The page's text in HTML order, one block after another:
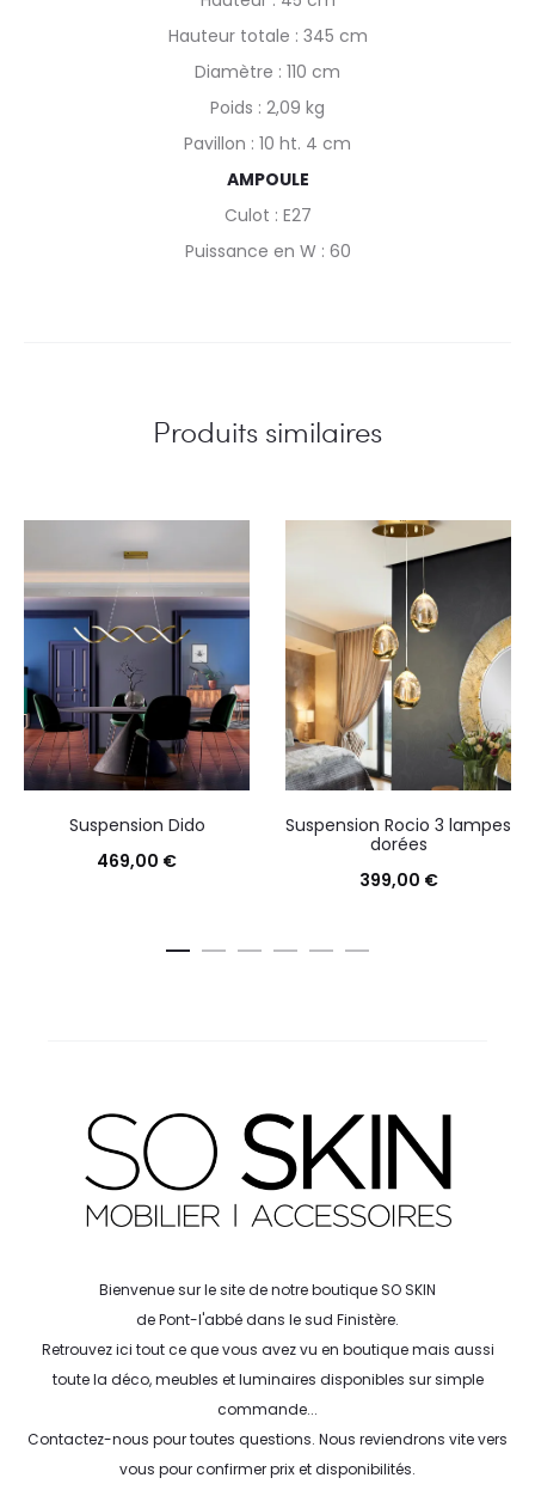
Hauteur totale : 345 cm
Diamètre : 110 cm
Poids : 2,09 kg
Pavillon : 10 ht. 4 cm
AMPOULE
Culot : E27
Puissance en W : 60
Produits similaires
Suspension Dido
469,00 €
Suspension Rocio 3 lampes
dorées
399,00 €
Bienvenue sur le site de notre boutique SO SKIN
de Pont-l'abbé dans le sud Finistère.
Retrouvez ici tout ce que vous avez vu en boutique mais aussi
toute la déco, meubles et luminaires disponibles sur simple
commande...
Contactez-nous pour toutes questions. Nous reviendrons vite vers
vous pour confirmer prix et disponibilités.